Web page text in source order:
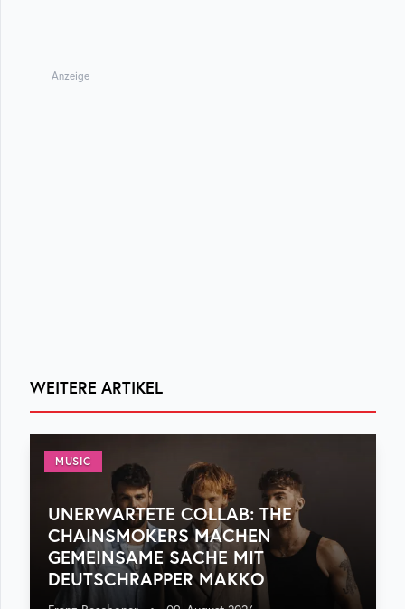
Anzeige
WEITERE ARTIKEL
MUSIC
UNERWARTETE COLLAB: THE
CHAINSMOKERS MACHEN
GEMEINSAME SACHE MIT
DEUTSCHRAPPER MAKKO